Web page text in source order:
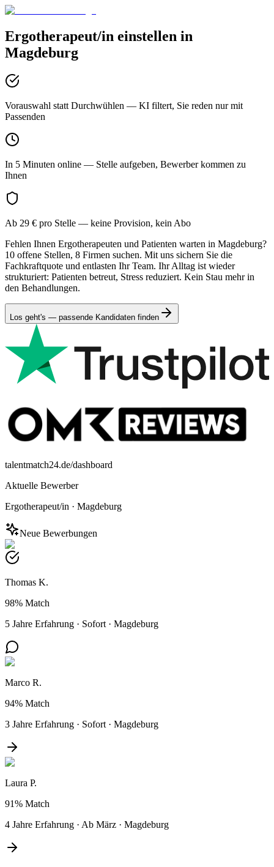
Ergotherapeut/in einstellen in
Magdeburg
Vorauswahl statt Durchwühlen — KI filtert, Sie reden nur mit
Passenden
In 5 Minuten online — Stelle aufgeben, Bewerber kommen zu
Ihnen
Ab 29 € pro Stelle — keine Provision, kein Abo
Fehlen Ihnen Ergotherapeuten und Patienten warten in Magdeburg?
10 offene Stellen, 8 Firmen suchen. Mit uns sichern Sie die
Fachkraftquote und entlasten Ihr Team. Ihr Alltag ist wieder
strukturiert: Patienten betreut, Stress reduziert. Kein Stau mehr in
den Behandlungen.
Los geht's — passende Kandidaten finden
talentmatch24.de/dashboard
Aktuelle Bewerber
Ergotherapeut/in · Magdeburg
Neue Bewerbungen
Thomas K.
98% Match
5 Jahre Erfahrung · Sofort · Magdeburg
Marco R.
94% Match
3 Jahre Erfahrung · Sofort · Magdeburg
Laura P.
91% Match
4 Jahre Erfahrung · Ab März · Magdeburg